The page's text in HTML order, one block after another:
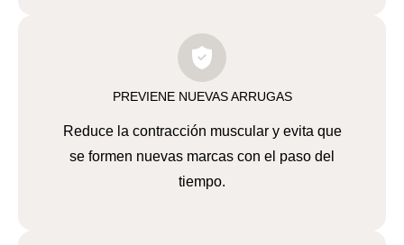
PREVIENE NUEVAS ARRUGAS
Reduce la contracción muscular y evita que
se formen nuevas marcas con el paso del
tiempo.